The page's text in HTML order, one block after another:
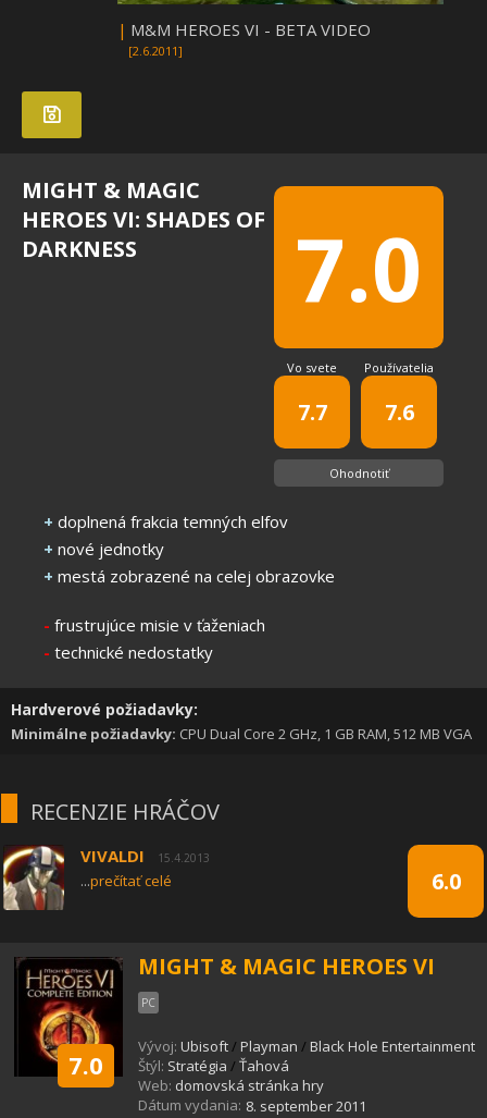
| M&M HEROES VI - BETA VIDEO
[2.6.2011]
7.0
Vo svete
7.7
Používatelia
7.6
Ohodnotiť
MIGHT & MAGIC
HEROES VI: SHADES OF
DARKNESS
+ doplnená frakcia temných elfov
+ nové jednotky
+ mestá zobrazené na celej obrazovke
- frustrujúce misie v ťaženiach
- technické nedostatky
Hardverové požiadavky:
Minimálne požiadavky: CPU Dual Core 2 GHz, 1 GB RAM, 512 MB VGA
RECENZIE HRÁČOV
6.0
VIVALDI 15.4.2013
...prečítať celé
7.0
MIGHT & MAGIC HEROES VI
PC
Vývoj: Ubisoft/ Playman / Black Hole Entertainment
Štýl: Stratégia / Ťahová
Web: domovská stránka hry
Dátum vydania: 8. september 2011